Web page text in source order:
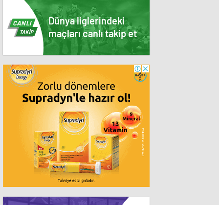
Dünya liglerindeki
maçları canlı takip et
CANLI
TAKİP